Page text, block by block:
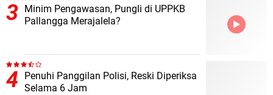
Minim Pengawasan, Pungli di UPPKB
Pallangga Merajalela?
Penuhi Panggilan Polisi, Reski Diperiksa
Selama 6 Jam